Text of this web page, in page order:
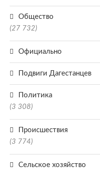
Общество
(27 732)
Официально
Подвиги Дагестанцев
Политика
(3 308)
Происшествия
(3 774)
Сельское хозяйство